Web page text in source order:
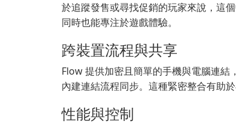
於追蹤發售或尋找促銷的玩家來說，這
同時也能專注於遊戲體驗。
跨裝置流程與共享
Flow 提供加密且簡單的手機與電腦連結
內建連結流程同步。這種緊密整合有助
性能與控制